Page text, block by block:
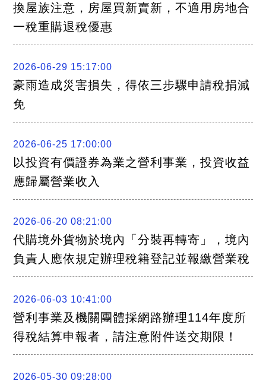
換屋族注意，房屋買新賣新，不適用房地合
一稅重購退稅優惠
2026-06-29 15:17:00
豪雨造成災害損失，得依三步驟申請稅捐減
免
2026-06-25 17:00:00
以投資有價證券為業之營利事業，投資收益
應歸屬營業收入
2026-06-20 08:21:00
代購境外貨物於境內「分裝再轉寄」，境內
負責人應依規定辦理稅籍登記並報繳營業稅
2026-06-03 10:41:00
營利事業及機關團體採網路辦理114年度所
得稅結算申報者，請注意附件送交期限！
2026-05-30 09:28:00